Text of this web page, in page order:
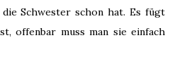
Schwester schon hat. Es fügt
offenbar muss man sie einfach